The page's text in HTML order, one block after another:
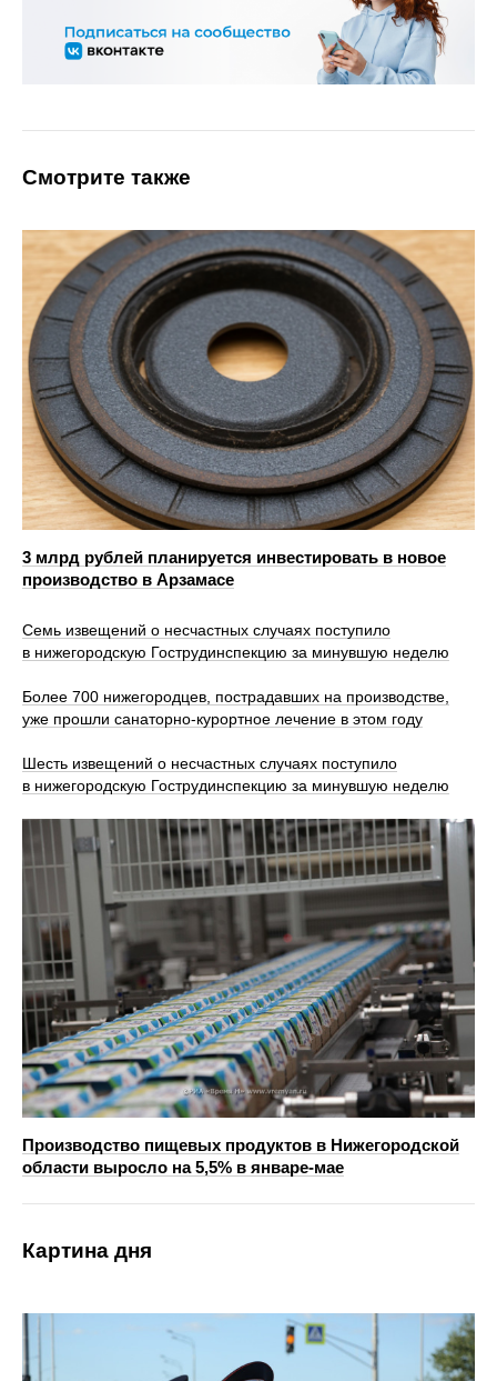
Смотрите также
3 млрд рублей планируется инвестировать в новое
производство в Арзамасе
Семь извещений о несчастных случаях поступило
в нижегородскую Гострудинспекцию за минувшую неделю
Более 700 нижегородцев, пострадавших на производстве,
уже прошли санаторно‑курортное лечение в этом году
Шесть извещений о несчастных случаях поступило
в нижегородскую Гострудинспекцию за минувшую неделю
Производство пищевых продуктов в Нижегородской
области выросло на 5,5% в январе-мае
Картина дня